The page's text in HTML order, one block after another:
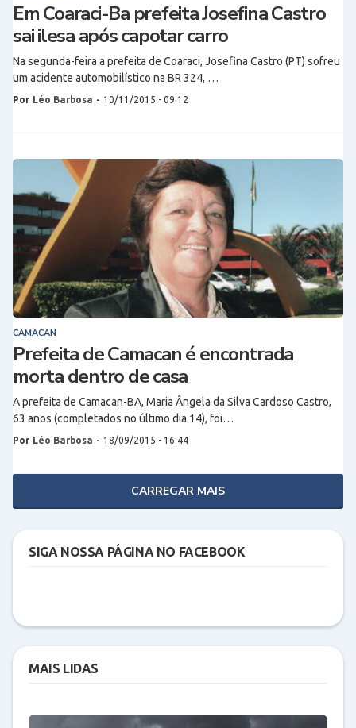
Em Coaraci-Ba prefeita Josefina Castro
sai ilesa após capotar carro
Na segunda-feira a prefeita de Coaraci, Josefina Castro (PT) sofreu
um acidente automobilístico na BR 324, …
Por Léo Barbosa - 10/11/2015 - 09:12
CAMACAN
Prefeita de Camacan é encontrada
morta dentro de casa
A prefeita de Camacan-BA, Maria Ângela da Silva Cardoso Castro,
63 anos (completados no último dia 14), foi…
Por Léo Barbosa - 18/09/2015 - 16:44
CARREGAR MAIS
SIGA NOSSA PÁGINA NO FACEBOOK
MAIS LIDAS